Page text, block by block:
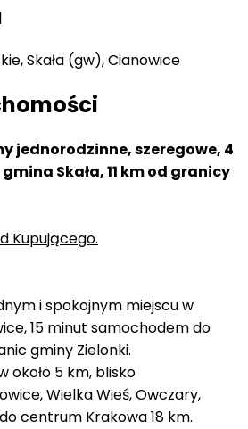
Skała (gw), Cianowice
jednorodzinne, szeregowe, 4
Skała, 11 km od granicy
Kupującego.
i spokojnym miejscu w
15 minut samochodem do
gminy Zielonki.
około 5 km, blisko
Wielka Wieś, Owczary,
centrum Krakowa 18 km.